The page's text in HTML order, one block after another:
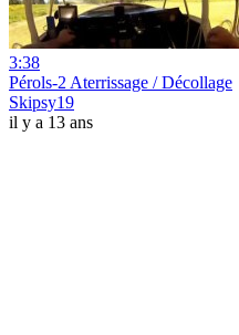
3:38
Pérols-2 Aterrissage / Décollage
Skipsy19
il y a 13 ans